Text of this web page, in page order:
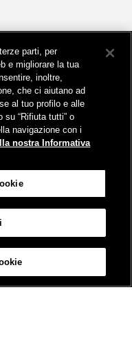
Partita Iva 01008081000
parti, per
e migliorare la tua
inoltre,
che ci aiutano ad
al tuo profilo e alle
su “Rifiuta tutti” o
navigazione con i
nostra Informativa